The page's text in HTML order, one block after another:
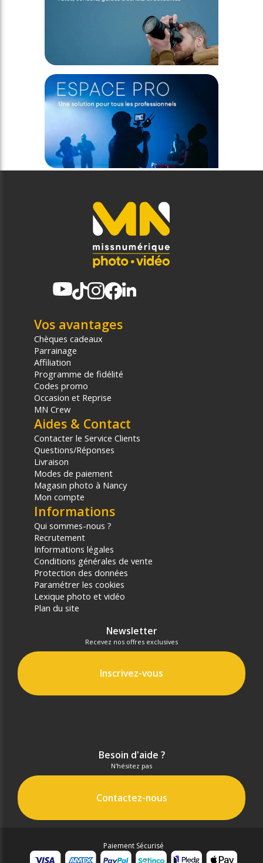
Vos avantages
Chèques cadeaux
Parrainage
Affiliation
Programme de fidélité
Codes promo
Occasion et Reprise
MN Crew
Aides & Contact
Contacter le Service Clients
Questions/Réponses
Livraison
Modes de paiement
Magasin photo à Nancy
Mon compte
Informations
Qui sommes-nous ?
Recrutement
Informations légales
Conditions générales de vente
Protection des données
Paramétrer les cookies
Lexique photo et vidéo
Plan du site
Newsletter
Recevez nos offres exclusives
Inscrivez-vous
Besoin d'aide ?
N'hésitez pas
Contactez-nous
Paiement Sécurisé